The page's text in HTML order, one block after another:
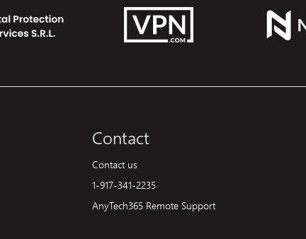
Contact
Contact us
1-917-341-2235
AnyTech365 Remote Support